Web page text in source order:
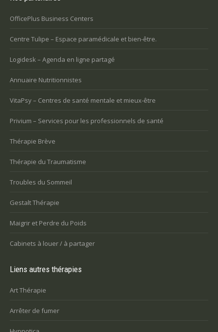
OfficePlus Business Centers
Centre Tulipe – Espace paramédicale et bien-être.
Logidesk – Agenda en ligne partagé
Annuaire Nutritionnistes
VitaPsy – Centres de santé mentale et mieux-être
Privium – Services pour les professionnels de santé
Thérapie Brève
Thérapie du Traumatisme
Troubles du Sommeil
Gestalt Thérapie
Maigrir et Perdre du Poids
Cabinets à louer / à partager
Liens autres thérapies
Art Thérapie
Arrêter de fumer